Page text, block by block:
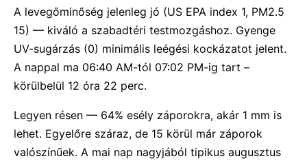
A levegőminőség jelenleg jó (US EPA index 1, PM2.5
15) — kiváló a szabadtéri testmozgáshoz. Gyenge
UV-sugárzás (0) minimális leégési kockázatot jelent.
A nappal ma 06:40 AM-tól 07:02 PM-ig tart –
körülbelül 12 óra 22 perc.
Legyen résen — 64% esély záporokra, akár 1 mm is
lehet. Egyelőre száraz, de 15 körül már záporok
valószínűek. A mai nap nagyjából tipikus augusztus